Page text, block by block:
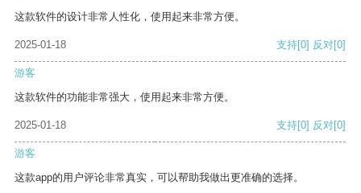
这款软件的设计非常人性化，使用起来非常方便。
2025-01-18 支持[0] 反对[0]
游客
这款软件的功能非常强大，使用起来非常方便。
2025-01-18 支持[0] 反对[0]
游客
这款app的用户评论非常真实，可以帮助我做出更准确的选择。